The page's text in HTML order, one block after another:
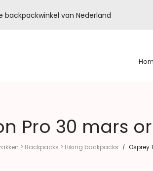
backpackwinkel van Nederland
Pro 30 mars
> Backpacks > Hiking backpacks / Osprey